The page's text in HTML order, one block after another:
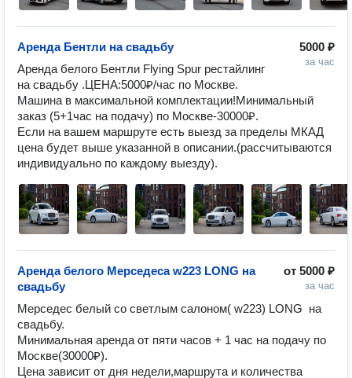
5000 ₽
за час
Аренда Бентли на свадьбу
Аренда белого Бентли Flying Spur рестайлинг
на свадьбу .ЦЕНА:5000₽/час по Москве.
Машина в максимальной комплектации!Минимальный
заказ (5+1час на подачу) по Москве-30000₽.
Если на вашем маршруте есть выезд за пределы МКАД
цена будет выше указанной в описании.(рассчитываются
индивидуально по каждому выезду).
от 5000 ₽
за час
Аренда белого Мерседеса w223 LONG на
свадьбу
Мерседес белый со светлым салоном( w223) LONG  на
свадьбу.
Минимальная аренда от пяти часов + 1 час на подачу по
Москве(30000₽).
Цена зависит от дня недели,маршрута и количества